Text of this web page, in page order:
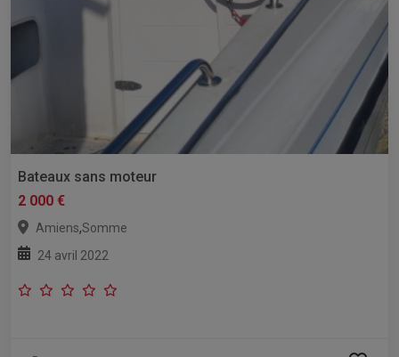
Bateaux sans moteur
2 000 €
Amiens,Somme
24 avril 2022